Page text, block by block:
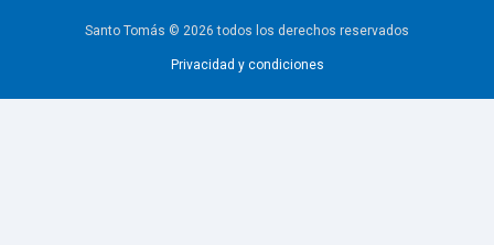
Santo Tomás © 2026 todos los derechos reservados
Privacidad y condiciones